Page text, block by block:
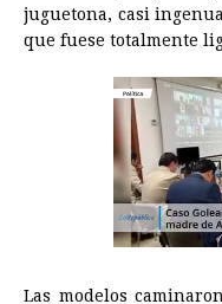
juguetona, casi
que fuese totalmente
Las modelos